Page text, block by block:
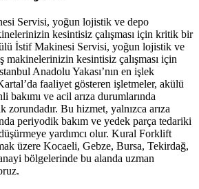
Servisi, yoğun lojistik ve depo
kesintisiz çalışması için kritik bir
İstif Makinesi Servisi, yoğun lojistik ve
makinelerinizin kesintisiz çalışması için
Anadolu Yakası’nın en işlek
faaliyet gösteren işletmeler, akülü
ve acil arıza durumlarında
zorundadır. Bu hizmet, yalnızca arıza
periyodik bakım ve yedek parça tedariki
yardımcı olur. Kural Forklift
üzere Kocaeli, Gebze, Bursa, Tekirdağ,
bölgelerinde bu alanda uzman